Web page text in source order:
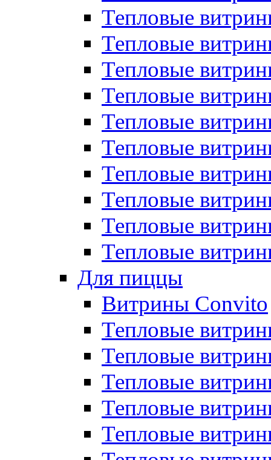
Тепловые
Тепловые
Тепловые
Тепловые
Тепловые
Тепловые
Тепловые
Тепловые
Тепловые
Тепловые
Для пиццы
Витрины Convito
Тепловые
Тепловые
Тепловые
Тепловые
Тепловые